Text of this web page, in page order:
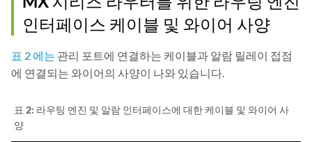
인터페이스 케이블 및 와이어 사양
표 2 에는 관리 포트에 연결하는 케이블과 알람 릴레이 접점
에 연결되는 와이어의 사양이 나와 있습니다.
표 2: 라우팅 엔진 및 알람 인터페이스에 대한 케이블 및 와이어 사
양